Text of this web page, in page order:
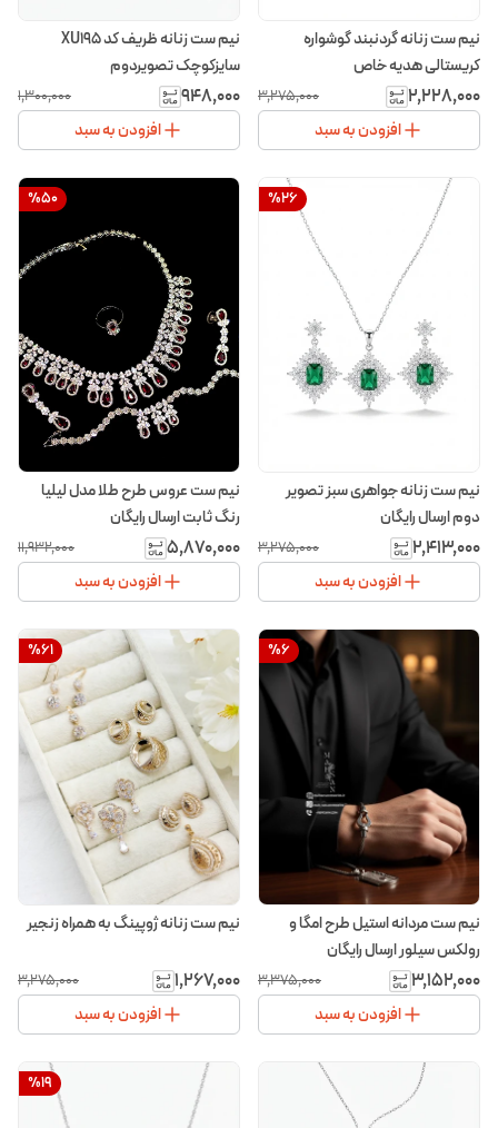
نیم ست زنانه گردنبند گوشواره
کریستالی هدیه خاص
۲٬۲۲۸٬۰۰۰ ۳٬۲۷۵٬۰۰۰
افزودن به سبد
نیم ست زنانه ظریف کد XU195
سایزکوچک تصویردوم
۹۴۸٬۰۰۰ ۱٬۳۰۰٬۰۰۰
افزودن به سبد
%26
نیم ست زنانه جواهری سبز تصویر
دوم ارسال رایگان
۲٬۴۱۳٬۰۰۰ ۳٬۲۷۵٬۰۰۰
افزودن به سبد
%50
نیم ست عروس طرح طلا مدل لیلیا
رنگ ثابت ارسال رایگان
۵٬۸۷۰٬۰۰۰ ۱۱٬۹۳۲٬۰۰۰
افزودن به سبد
%6
نیم ست مردانه استیل طرح امگا و
رولکس سیلور ارسال رایگان
۳٬۱۵۲٬۰۰۰ ۳٬۳۷۵٬۰۰۰
افزودن به سبد
%61
نیم ست زنانه ژوپینگ به همراه زنجیر
۱٬۲۶۷٬۰۰۰ ۳٬۲۷۵٬۰۰۰
افزودن به سبد
%19